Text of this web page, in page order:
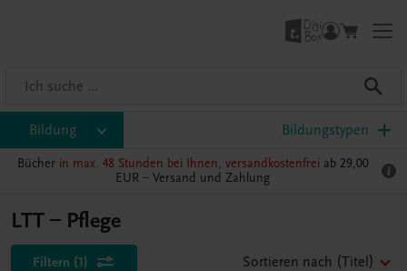
Bildung Bildungstypen
Bücher in max. 48 Stunden bei Ihnen, versandkostenfrei ab 29,00
EUR – Versand und Zahlung
LTT – Pflege
Filtern (1) Sortieren nach (Titel)